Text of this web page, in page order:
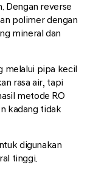
Dengan reverse
polimer dengan
mineral dan
melalui pipa kecil
rasa air, tapi
metode RO
kadang tidak
digunakan
tinggi.